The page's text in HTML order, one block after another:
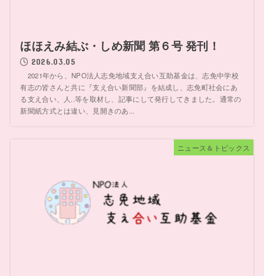
ほほえみ結ぶ・しめ新聞 第６号 発刊！
2026.03.05
2021年から、NPO法人志免地域支え合い互助基金は、志免中学校
有志の皆さんと共に『支え合い新聞部』を結成し、志免町社会にあ
る支え合い、人..等を取材し、記事にして発行してきました。通常の
新聞紙方式とは違い、見開きのあ...
ニュース＆トピックス